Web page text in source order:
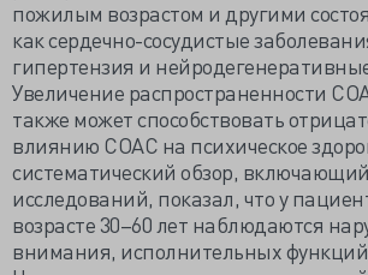
пожилым возрастом и другими
как сердечно-сосудистые
гипертензия и
Увеличение распространенности
также может способствовать
влиянию СОАС на психическое
систематический обзор,
исследований, показал, что у
возрасте 30–60 лет наблюдаются
внимания, исполнительных